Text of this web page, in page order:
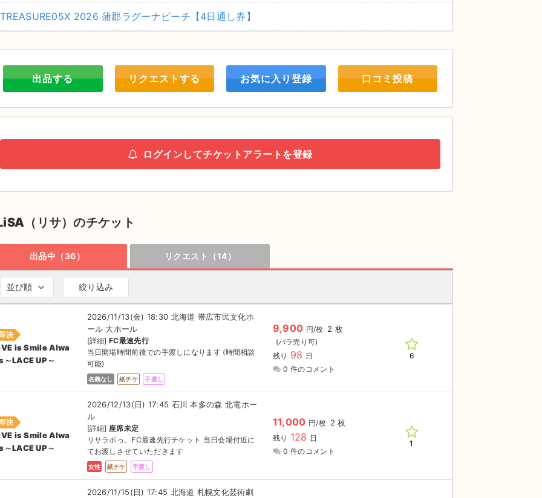
TREASURE05X 2026 蒲郡ラグーナビーチ【4日通し券】
出品する リクエストする お気に入り登録 口コミ投稿
ログインしてチケットアラートを登録
（リサ）のチケット
出品中（36） リクエスト（14）
並び順 絞り込み
即決
is Smile Alwa
～LACE UP～
2026/11/13(金) 18:30 北海道 帯広市民文化ホ
ール 大ホール
[詳細]FC最速先行
当日開場時間前後での手渡しになります (時間相談
可能)
名義なし 紙チケ 手渡し
9,900 円/枚 2 枚
残り 98 日
0 件のコメント
6
決
is Smile Alwa
～LACE UP～
2026/12/13(日) 17:45 石川 本多の森 北電ホー
ル
[詳細] 座席未定
リサラボっ。FC最速先行チケット 当日会場付近に
てお渡しさせていただきます
女性 紙チケ 手渡し
11,000 円/枚 2 枚
残り 128 日
0 件のコメント
1
2026/11/15(日) 17:45 北海道 札幌文化芸術劇